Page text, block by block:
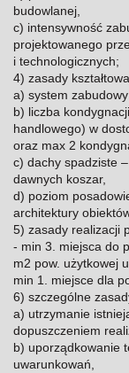
budowlanej,
c) intensywność
projektowanego
i technologicznych;
4) zasady
a) system
b) liczba
handlowego) w
oraz max 2
c) dachy spadziste
dawnych koszar,
d) poziom
architektury
5) zasady realizacji
- min 3. miejsca do
m2 pow. użytkowej
min 1. miejsce dla
6) szczególne
a) utrzymanie
dopuszczeniem
b) uporządkowanie
uwarunkowań,